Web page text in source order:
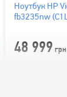
Ноутбук HP
fb3235nw
48 999 грн